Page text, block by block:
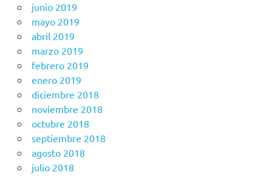
junio 2019
mayo 2019
abril 2019
marzo 2019
febrero 2019
enero 2019
diciembre 2018
noviembre 2018
octubre 2018
septiembre 2018
agosto 2018
julio 2018